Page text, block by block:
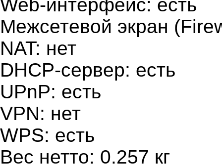
Web-интерфейс: есть
Межсетевой экран
NAT: нет
DHCP-сервер: есть
UPnP: есть
VPN: нет
WPS: есть
Вес нетто: 0.257 кг